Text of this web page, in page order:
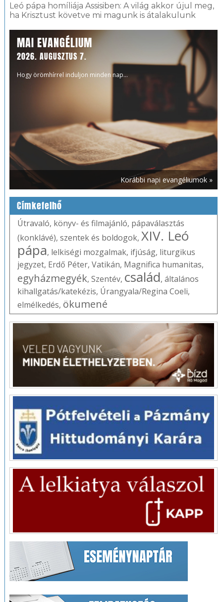
Leó pápa homíliája Assisiben: A világ akkor újul meg,
ha Krisztust követve mi magunk is átalakulunk
MAI EVANGÉLIUM
2026. AUGUSZTUS 7.
Hogy örömhírrel induljon minden nap...
Korábbi napi evangéliumok »
Címkefelhő
Útravaló, könyv- és filmajánló, pápaválasztás
(konklávé), szentek és boldogok, XIV. Leó
pápa, lelkiségi mozgalmak, ifjúság, liturgikus
jegyzet, Erdő Péter, Vatikán, Magnifica humanitas,
egyházmegyék, Szentév, család, általános
kihallgatás/katekézis, Úrangyala/Regina Coeli,
elmélkedés, ökumené